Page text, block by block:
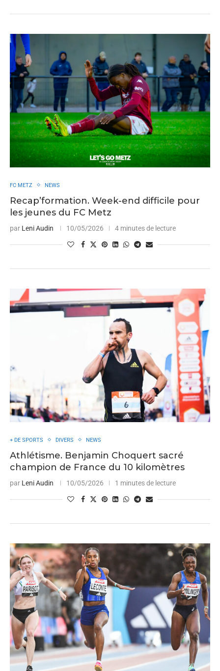
FC METZ NEWS
Recap’formation. Week-end difficile pour
les jeunes du FC Metz
par Leni Audin 10/05/2026 4 minutes de lecture
+ DE SPORTS DIVERS NEWS
Athlétisme. Benjamin Choquert sacré
champion de France du 10 kilomètres
par Leni Audin 10/05/2026 1 minutes de lecture